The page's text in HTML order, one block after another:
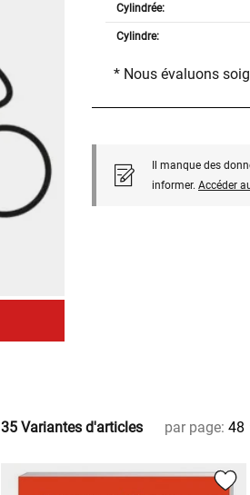
Cylindrée:
Cylindre:
* Nous évaluons
Il manque des
informer. Accéder
35 Variantes d'articles par page: